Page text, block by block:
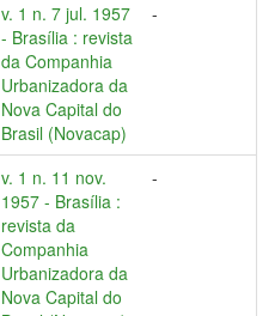
v. 1 n. 7 jul. 1957
- Brasília : revista
da Companhia
Urbanizadora da
Nova Capital do
Brasil (Novacap)
-
v. 1 n. 11 nov.
1957 - Brasília :
revista da
Companhia
Urbanizadora da
Nova Capital do
-